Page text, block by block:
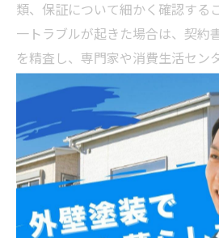
類、保証について細かく確認する
一トラブルが起きた場合は、契約
を精査し、専門家や消費生活セン
有効です。柏市の塗装工事を安
の知識と冷静な対応が欠かせませ
終わりに：トラブルを防ぎ安心
のベストプラクティス